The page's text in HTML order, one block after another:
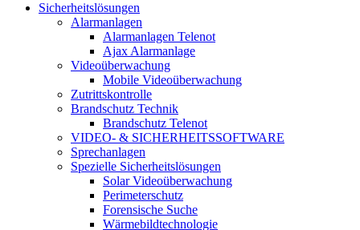
Sicherheitslösungen
Alarmanlagen
Alarmanlagen Telenot
Ajax Alarmanlage
Videoüberwachung
Mobile Videoüberwachung
Zutrittskontrolle
Brandschutz Technik
Brandschutz Telenot
VIDEO- & SICHERHEITSSOFTWARE
Sprechanlagen
Spezielle Sicherheitslösungen
Solar Videoüberwachung
Perimeterschutz
Forensische Suche
Wärmebildtechnologie